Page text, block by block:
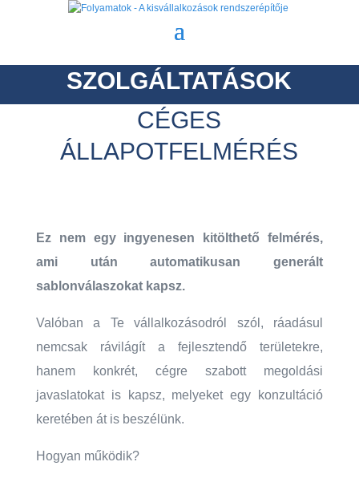
SZOLGÁLTATÁSOK
CÉGES
ÁLLAPOTFELMÉRÉS
Ez nem egy ingyenesen kitölthető felmérés,
ami után automatikusan generált
sablonválaszokat kapsz.
Valóban a Te vállalkozásodról szól, ráadásul
nemcsak rávilágít a fejlesztendő területekre,
hanem konkrét, cégre szabott megoldási
javaslatokat is kapsz, melyeket egy konzultáció
keretében át is beszélünk.
Hogyan működik?